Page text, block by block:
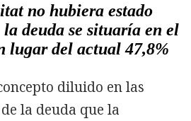
no hubiera estado
deuda se situaría en el
lugar del actual 47,8%
diluido en las
la deuda que la